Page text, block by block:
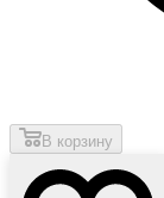
В корзину